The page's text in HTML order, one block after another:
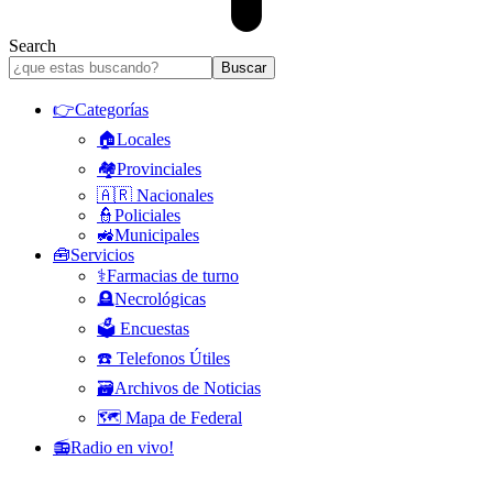
Search
👉Categorías
🏠Locales
🏘️Provinciales
🇦🇷 Nacionales
👮Policiales
🚜Municipales
🧰Servicios
⚕️Farmacias de turno
🪦Necrológicas
🗳️ Encuestas
☎️ Telefonos Útiles
🗃️Archivos de Noticias
🗺️ Mapa de Federal
📻Radio en vivo!